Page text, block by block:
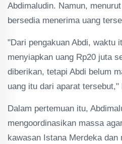
Abdimaludin. Namun,
bersedia menerima uang
"Dari pengakuan Abdi, waktu
menyiapkan uang Rp20 juta
diberikan, tetapi Abdi belum
uang itu dari aparat tersebut,"
Dalam pertemuan itu,
mengoordinasikan massa
kawasan Istana Merdeka dan